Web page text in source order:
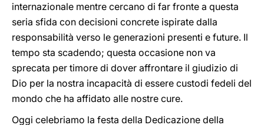
internazionale mentre cercano di far fronte a questa
seria sfida con decisioni concrete ispirate dalla
responsabilità verso le generazioni presenti e future. Il
tempo sta scadendo; questa occasione non va
sprecata per timore di dover affrontare il giudizio di
Dio per la nostra incapacità di essere custodi fedeli del
mondo che ha affidato alle nostre cure.
Oggi celebriamo la festa della Dedicazione della